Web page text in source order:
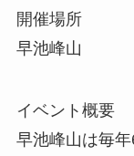
開催場所
早池峰山
イベント概要
早池峰山は毎